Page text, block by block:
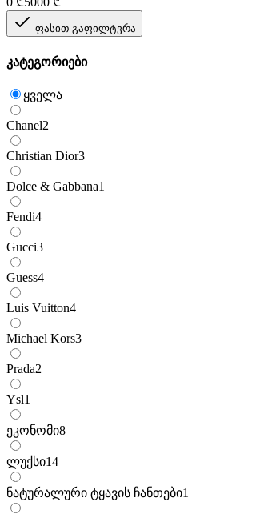
ფასით გაფილტვრა
კატეგორიები
ყველა
Chanel2
Christian Dior3
Dolce & Gabbana1
Fendi4
Gucci3
Guess4
Luis Vuitton4
Michael Kors3
Prada2
Ysl1
ეკონომი8
ლუქსი14
ნატურალური ტყავის ჩანთები1